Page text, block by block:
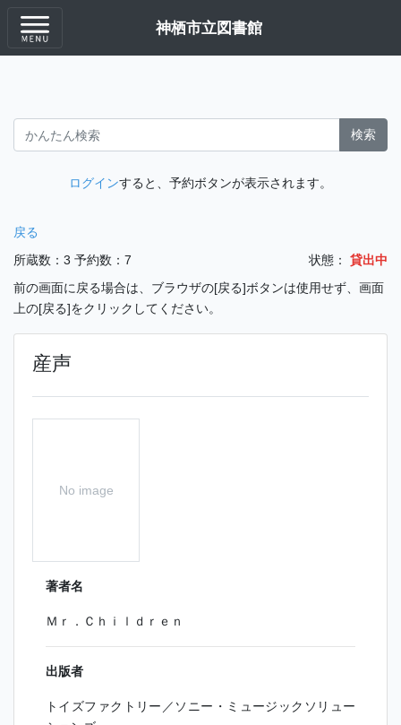
神栖市立図書館
検索
ログインすると、予約ボタンが表示されます。
戻る
所蔵数：3 予約数：7 状態：
貸出中
前の画面に戻る場合は、ブラウザの[戻る]ボタンは使用せず、画面
上の[戻る]をクリックしてください。
産声
No image
著者名
Ｍｒ．Ｃｈｉｌｄｒｅｎ
出版者
トイズファクトリー／ソニー・ミュージックソリュー